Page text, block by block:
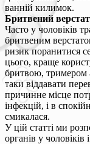
ванній килимок.
Бритвений верстат
Часто у чоловіків
бритвеним
ризик поранитися
цього, краще
бритвою, тримером
таки віддавати
причинне місце
інфекцій, і в
смикалася.
У цій статті ми
органів у чоловіків